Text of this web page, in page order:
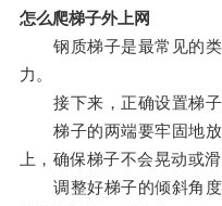
怎么爬梯子外上网
钢质梯子是最常见的类
力。
接下来，正确设置梯子
梯子的两端要牢固地放
上，确保梯子不会晃动或滑
调整好梯子的倾斜角度